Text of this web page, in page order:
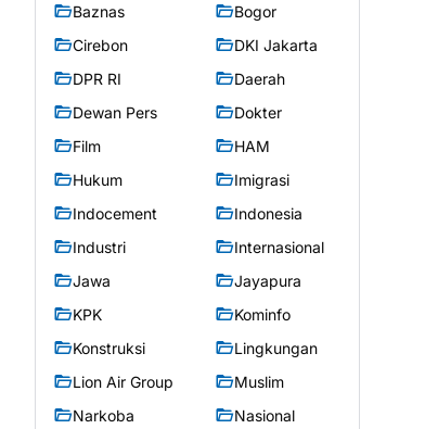
Baznas
Bogor
Cirebon
DKI Jakarta
DPR RI
Daerah
Dewan Pers
Dokter
Film
HAM
Hukum
Imigrasi
Indocement
Indonesia
Industri
Internasional
Jawa
Jayapura
KPK
Kominfo
Konstruksi
Lingkungan
Lion Air Group
Muslim
Narkoba
Nasional